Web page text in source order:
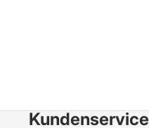
Kundenservice